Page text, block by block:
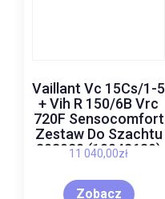
Vaillant Vc 15Cs/1-5
+ Vih R 150/6B Vrc
720F Sensocomfort
Zestaw Do Szachtu
303920 (10043639)
11 040,00zł
Zobacz